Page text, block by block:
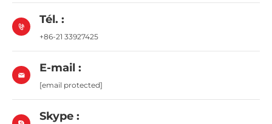
Tél. :
+86-21 33927425
E-mail :
[email protected]
Skype :